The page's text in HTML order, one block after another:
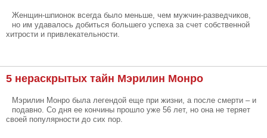
Женщин-шпионок всегда было меньше, чем мужчин-разведчиков,
но им удавалось добиться большего успеха за счет собственной
хитрости и привлекательности.
5 нераскрытых тайн Мэрилин Монро
Мэрилин Монро была легендой еще при жизни, а после смерти – и
подавно. Со дня ее кончины прошло уже 56 лет, но она не теряет
своей популярности до сих пор.